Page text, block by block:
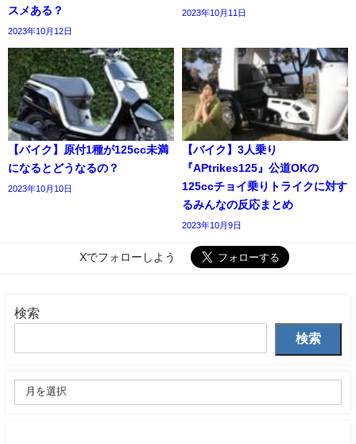
スメある？
2023年10月12日
2023年10月11日
【バイク】原付1種が125cc未満
になるとどうなるの？
2023年10月10日
【バイク】3人乗り
『APtrikes125』公道OKの
125ccチョイ乗りトライクに対す
るみんなの反応まとめ
2023年10月9日
Xでフォローしよう
検索
検索